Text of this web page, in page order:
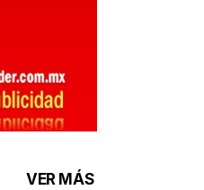
VER MÁS